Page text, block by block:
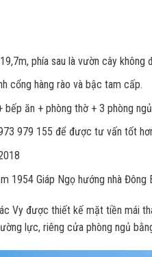
phía sau là vườn cây không
cổng hàng rào và bậc tam cấp.
bếp ăn + phòng thờ + 3 phòng
979 155 để được tư vấn tốt
1954 Giáp Ngọ hướng nhà Đông
Vy được thiết kế mặt tiền mái
lực, riêng cửa phòng ngủ